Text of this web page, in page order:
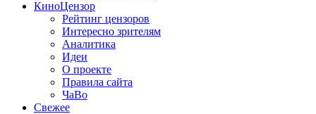
КиноЦензор
Рейтинг цензоров
Интересно зрителям
Аналитика
Идеи
О проекте
Правила сайта
ЧаВо
Свежее